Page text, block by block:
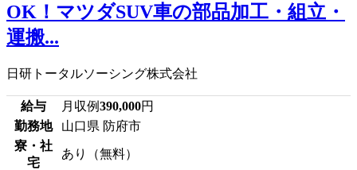
OK！マツダSUV車の部品加工・組立・
運搬...
日研トータルソーシング株式会社
給与 月収例390,000円
勤務地
山口県 防府市
寮・社
宅
あり（無料）